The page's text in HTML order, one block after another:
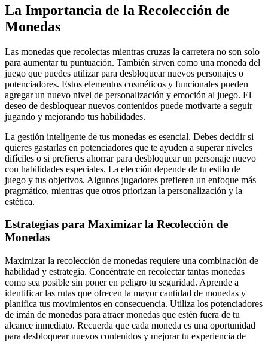
La Importancia de la Recolección de
Monedas
Las monedas que recolectas mientras cruzas la carretera no son solo
para aumentar tu puntuación. También sirven como una moneda del
juego que puedes utilizar para desbloquear nuevos personajes o
potenciadores. Estos elementos cosméticos y funcionales pueden
agregar un nuevo nivel de personalización y emoción al juego. El
deseo de desbloquear nuevos contenidos puede motivarte a seguir
jugando y mejorando tus habilidades.
La gestión inteligente de tus monedas es esencial. Debes decidir si
quieres gastarlas en potenciadores que te ayuden a superar niveles
difíciles o si prefieres ahorrar para desbloquear un personaje nuevo
con habilidades especiales. La elección depende de tu estilo de
juego y tus objetivos. Algunos jugadores prefieren un enfoque más
pragmático, mientras que otros priorizan la personalización y la
estética.
Estrategias para Maximizar la Recolección de
Monedas
Maximizar la recolección de monedas requiere una combinación de
habilidad y estrategia. Concéntrate en recolectar tantas monedas
como sea posible sin poner en peligro tu seguridad. Aprende a
identificar las rutas que ofrecen la mayor cantidad de monedas y
planifica tus movimientos en consecuencia. Utiliza los potenciadores
de imán de monedas para atraer monedas que estén fuera de tu
alcance inmediato. Recuerda que cada moneda es una oportunidad
para desbloquear nuevos contenidos y mejorar tu experiencia de